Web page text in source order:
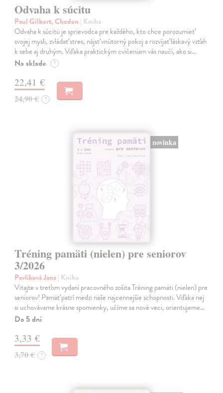
Odvaha k súcitu
Paul Gilbert, Choden | Kniha
Odvaha k súcitu je sprievodca pre každého, kto chce porozumieť
svojej mysli, zvládať stres, nájsť vnútorný pokoj a rozvíjať láskavý vzťah
k sebe aj druhým. Vďaka praktickým cvičeniam vás naučí, ako si…
Na sklade ?
22,41 €
24,90 € ?
novinka
Tréning pamäti (nielen) pre seniorov
3/2026
Pavlíková Jana| Kniha
Vitajte v treťom vydaní pracovného zošita Tréning pamäti (nielen) pre
seniorov! Pamäť patrí medzi naše najcennejšie schopnosti. Vďaka nej
si uchovávame krásne spomienky, učíme sa nové veci, orientujeme…
Do 5 dní
3,33 €
3,70 € ?